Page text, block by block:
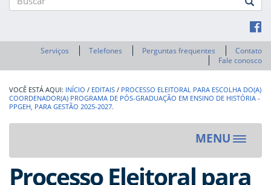
Serviços Telefones Perguntas frequentes
Contato
Fale conosco
INÍCIO / EDITAIS / PROCESSO ELEITORAL PARA ESCOLHA DO(A)
COORDENADOR(A) PROGRAMA DE PÓS-GRADUAÇÃO EM ENSINO DE HISTÓRIA -
PPGEH, PARA GESTÃO 2025-2027.
MENU
Toggle
Processo Eleitoral para